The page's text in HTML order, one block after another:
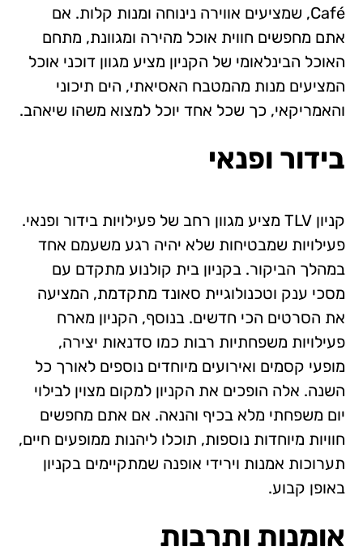
Café, שמציעים אווירה נינוחה ומנות קלות. אם
אתם מחפשים חווית אוכל מהירה ומגוונת, מתחם
האוכל הבינלאומי של הקניון מציע מגוון דוכני אוכל
המציעים מנות מהמטבח האסיאתי, הים תיכוני
והאמריקאי, כך שכל אחד יוכל למצוא משהו שיאהב.
בידור ופנאי
קניון TLV מציע מגוון רחב של פעילויות בידור ופנאי.
פעילויות שמבטיחות שלא יהיה רגע משעמם אחד
במהלך הביקור. בקניון בית קולנוע מתקדם עם
מסכי ענק וטכנולוגיית סאונד מתקדמת, המציעה
את הסרטים הכי חדשים. בנוסף, הקניון מארח
פעילויות משפחתיות רבות כמו סדנאות יצירה,
מופעי קסמים ואירועים מיוחדים נוספים לאורך כל
השנה. אלה הופכים את הקניון למקום מצוין לבילוי
יום משפחתי מלא בכיף והנאה. אם אתם מחפשים
חוויות מיוחדות נוספות, תוכלו ליהנות ממופעים חיים,
תערוכות אמנות וירידי אופנה שמתקיימים בקניון
באופן קבוע.
אומנות ותרבות